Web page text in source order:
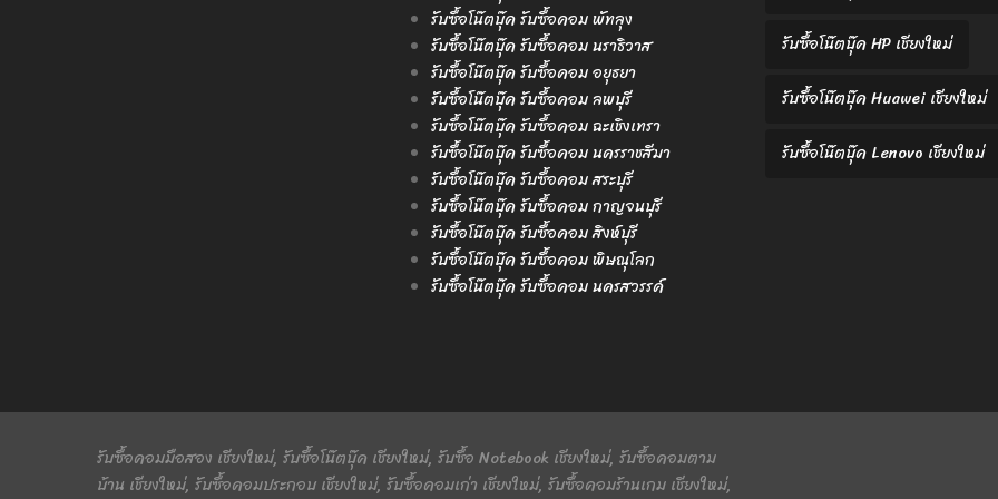
รับซื้อโน๊ตบุ๊ค รับซื้อคอม พัทลุง
รับซื้อโน๊ตบุ๊ค รับซื้อคอม นราธิวาส
รับซื้อโน๊ตบุ๊ค รับซื้อคอม อยุธยา
รับซื้อโน๊ตบุ๊ค รับซื้อคอม ลพบุรี
รับซื้อโน๊ตบุ๊ค รับซื้อคอม ฉะเชิงเทรา
รับซื้อโน๊ตบุ๊ค รับซื้อคอม นครราชสีมา
รับซื้อโน๊ตบุ๊ค รับซื้อคอม สระบุรี
รับซื้อโน๊ตบุ๊ค รับซื้อคอม กาญจนบุรี
รับซื้อโน๊ตบุ๊ค รับซื้อคอม สิงห์บุรี
รับซื้อโน๊ตบุ๊ค รับซื้อคอม พิษณุโลก
รับซื้อโน๊ตบุ๊ค รับซื้อคอม นครสวรรค์
รับซื้อโน๊ตบุ๊ค HP เชียงใหม่
รับซื้อโน๊ตบุ๊ค Huawei เชียงใหม่
รับซื้อโน๊ตบุ๊ค Lenovo เชียงใหม่
รับซื้อคอมมือสอง เชียงใหม่, รับซื้อโน๊ตบุ๊ค เชียงใหม่, รับซื้อ Notebook เชียงใหม่, รับซื้อคอมตาม
บ้าน เชียงใหม่, รับซื้อคอมประกอบ เชียงใหม่, รับซื้อคอมเก่า เชียงใหม่, รับซื้อคอมร้านเกม เชียงใหม่,